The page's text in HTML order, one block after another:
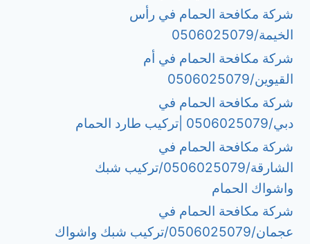
شركة مكافحة الحمام في رأس
الخيمة/0506025079
شركة مكافحة الحمام في أم
القيوين/0506025079
شركة مكافحة الحمام في
دبي/0506025079 |تركيب طارد الحمام
شركة مكافحة الحمام في
الشارقة/0506025079/تركيب شبك
واشواك الحمام
شركة مكافحة الحمام في
عجمان/0506025079/تركيب شبك واشواك